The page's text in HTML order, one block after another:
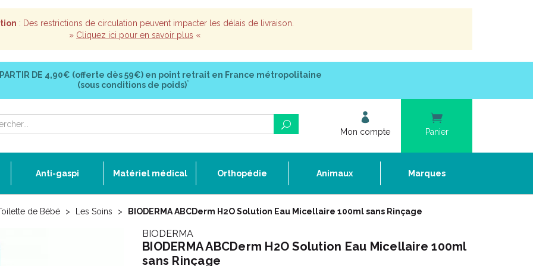
: Des restrictions de circulation peuvent impacter les délais de livraison.
» Cliquez ici pour en savoir plus «
DE 4,90€ (offerte dès 59€) en point retrait en France métropolitaine
(sous conditions de poids)*
Mon compte Panier
Anti-gaspi Matériel médical Orthopédie Animaux Marques
Toilette de Bébé Les Soins BIODERMA ABCDerm H2O Solution Eau Micellaire 100ml sans Rinçage
BIODERMA
BIODERMA ABCDerm H2O Solution Eau Micellaire 100ml
sans Rinçage